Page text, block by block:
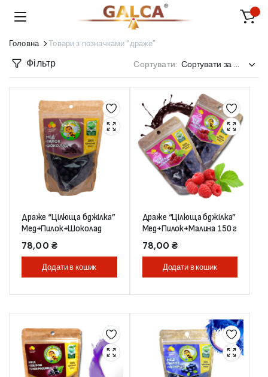
Головна Товари з позначками “драже”
Фільтр Сортувати:
Драже “Цілюща бджілка”
Мед+Пилок+Шоколад
78,00 ₴
Додати в кошик
Драже “Цілюща бджілка”
Мед+Пилок+Малина 150 г
78,00₴
Додати в кошик